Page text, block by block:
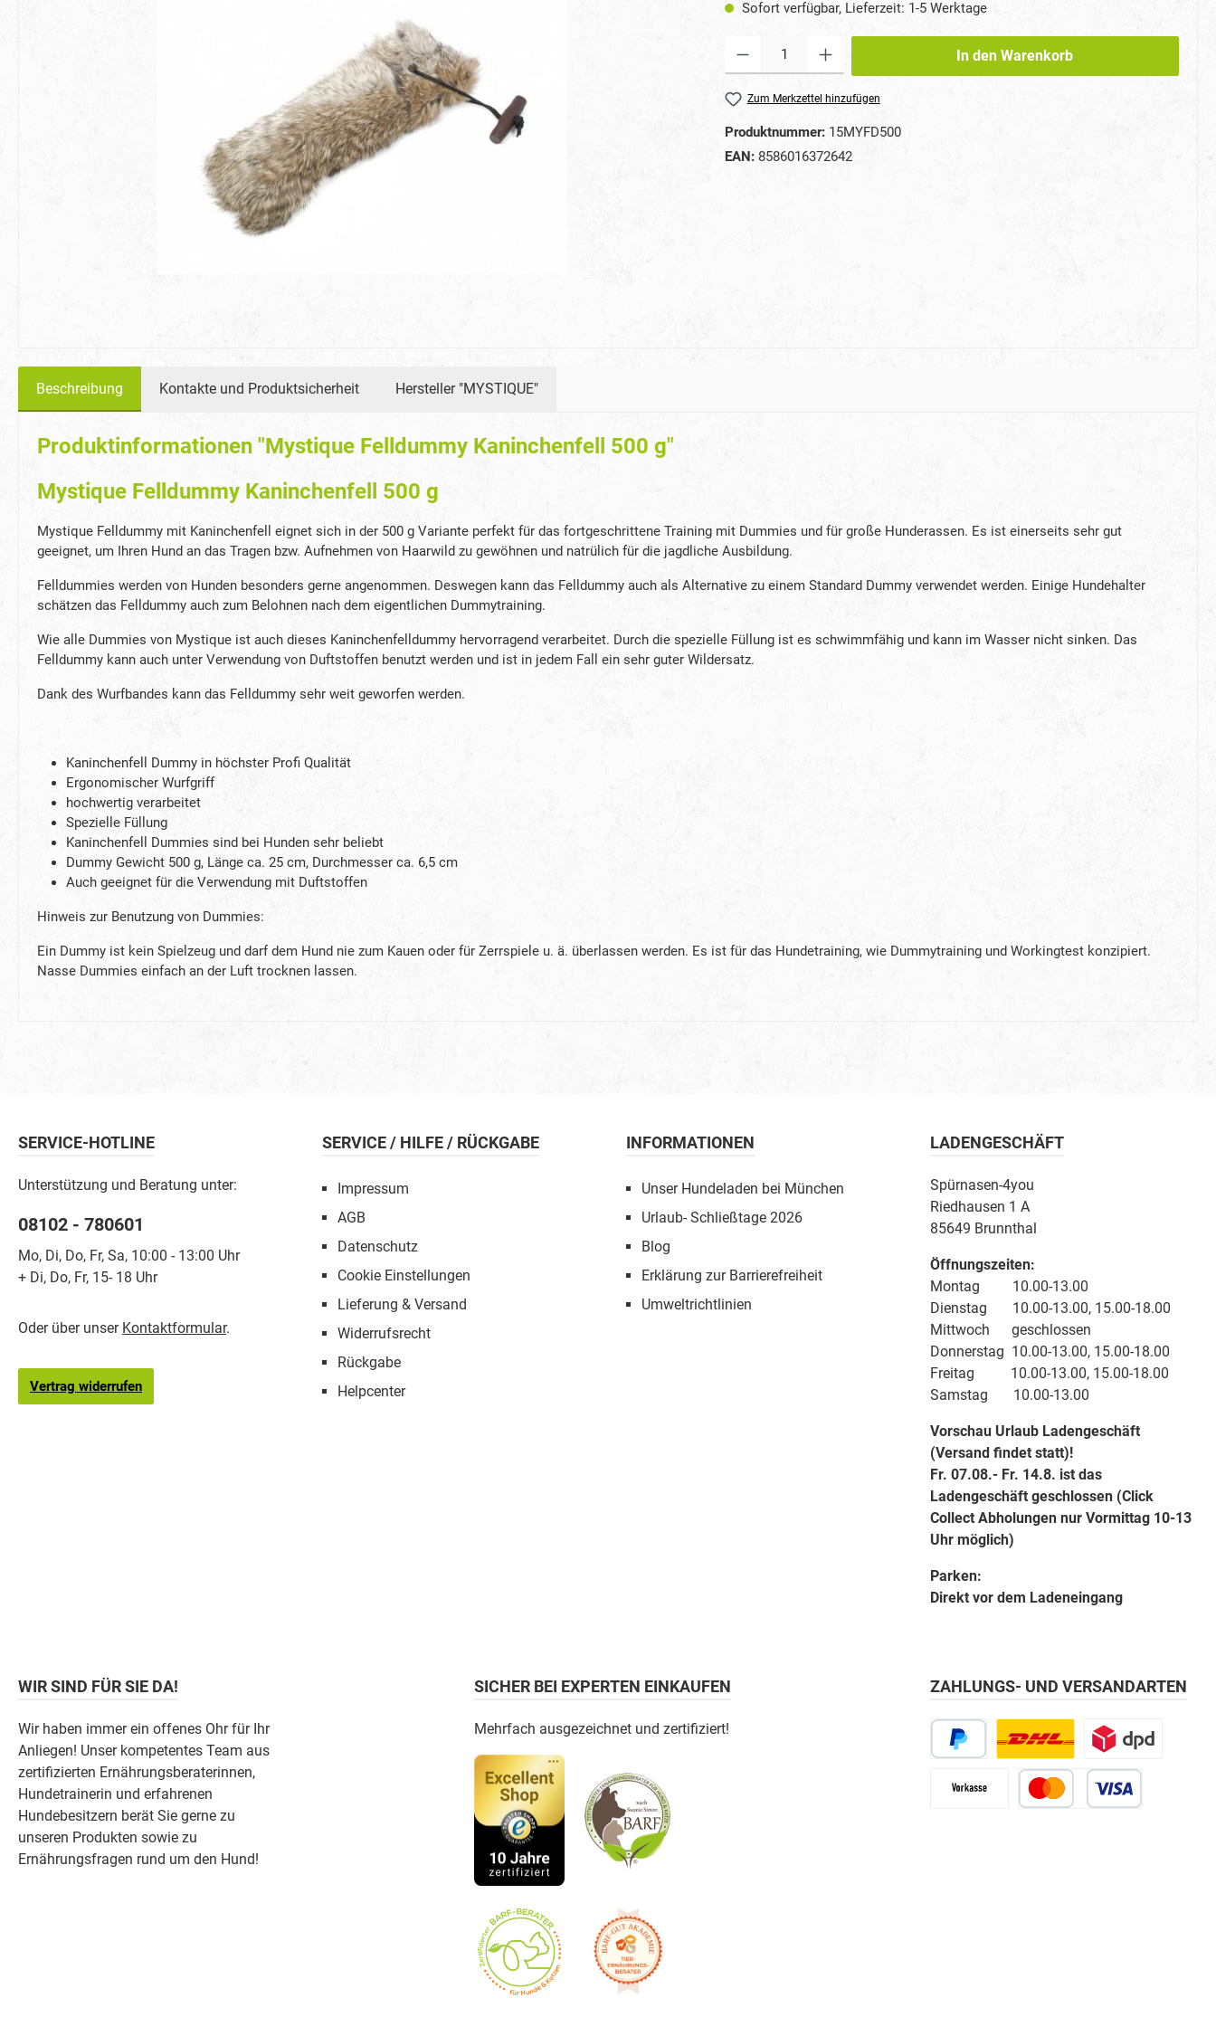
Sofort verfügbar, Lieferzeit: 1-5 Werktage
In den Warenkorb
Zum Merkzettel hinzufügen
Produktnummer: 15MYFD500
EAN: 8586016372642
Beschreibung Kontakte und Produktsicherheit Hersteller "MYSTIQUE"
Produktinformationen "Mystique Felldummy Kaninchenfell 500 g"
Mystique Felldummy Kaninchenfell 500 g
Mystique Felldummy mit Kaninchenfell eignet sich in der 500 g Variante perfekt für das fortgeschrittene Training mit Dummies und für große Hunderassen. Es ist einerseits sehr gut
geeignet, um Ihren Hund an das Tragen bzw. Aufnehmen von Haarwild zu gewöhnen und natrülich für die jagdliche Ausbildung.
Felldummies werden von Hunden besonders gerne angenommen. Deswegen kann das Felldummy auch als Alternative zu einem Standard Dummy verwendet werden. Einige Hundehalter
schätzen das Felldummy auch zum Belohnen nach dem eigentlichen Dummytraining.
Wie alle Dummies von Mystique ist auch dieses Kaninchenfelldummy hervorragend verarbeitet. Durch die spezielle Füllung ist es schwimmfähig und kann im Wasser nicht sinken. Das
Felldummy kann auch unter Verwendung von Duftstoffen benutzt werden und ist in jedem Fall ein sehr guter Wildersatz.
Dank des Wurfbandes kann das Felldummy sehr weit geworfen werden.
Kaninchenfell Dummy in höchster Profi Qualität
Ergonomischer Wurfgriff
hochwertig verarbeitet
Spezielle Füllung
Kaninchenfell Dummies sind bei Hunden sehr beliebt
Dummy Gewicht 500 g, Länge ca. 25 cm, Durchmesser ca. 6,5 cm
Auch geeignet für die Verwendung mit Duftstoffen
Hinweis zur Benutzung von Dummies:
Ein Dummy ist kein Spielzeug und darf dem Hund nie zum Kauen oder für Zerrspiele u. ä. überlassen werden. Es ist für das Hundetraining, wie Dummytraining und Workingtest konzipiert.
Nasse Dummies einfach an der Luft trocknen lassen.
SERVICE-HOTLINE
Unterstützung und Beratung unter:
08102 - 780601
Mo, Di, Do, Fr, Sa, 10:00 - 13:00 Uhr
+ Di, Do, Fr, 15- 18 Uhr
Oder über unser Kontaktformular.
Vertrag widerrufen
SERVICE / HILFE / RÜCKGABE
Impressum
AGB
Datenschutz
Cookie Einstellungen
Lieferung & Versand
Widerrufsrecht
Rückgabe
Helpcenter
INFORMATIONEN
Unser Hundeladen bei München
Urlaub- Schließtage 2026
Blog
Erklärung zur Barrierefreiheit
Umweltrichtlinien
LADENGESCHÄFT
Spürnasen-4you
Riedhausen 1 A
85649 Brunnthal
Öffnungszeiten:
Montag 10.00-13.00
Dienstag 10.00-13.00, 15.00-18.00
Mittwoch geschlossen
Donnerstag 10.00-13.00, 15.00-18.00
Freitag 10.00-13.00, 15.00-18.00
Samstag 10.00-13.00
Vorschau Urlaub Ladengeschäft
(Versand findet statt)!
Fr. 07.08.- Fr. 14.8. ist das
Ladengeschäft geschlossen (Click
Collect Abholungen nur Vormittag 10-13
Uhr möglich)
Parken:
Direkt vor dem Ladeneingang
WIR SIND FÜR SIE DA!
Wir haben immer ein offenes Ohr für Ihr
Anliegen! Unser kompetentes Team aus
zertifizierten Ernährungsberaterinnen,
Hundetrainerin und erfahrenen
Hundebesitzern berät Sie gerne zu
unseren Produkten sowie zu
Ernährungsfragen rund um den Hund!
SICHER BEI EXPERTEN EINKAUFEN
Mehrfach ausgezeichnet und zertifiziert!
ZAHLUNGS- UND VERSANDARTEN